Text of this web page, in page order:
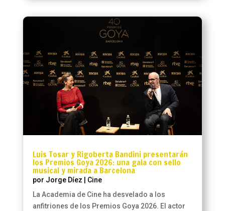
Luis Tosar y Rigoberta Bandini presentarán
los Premios Goya 2026: una gala con sello
musical y mirada a Barcelona
por Jorge Díez | Cine
La Academia de Cine ha desvelado a los
anfitriones de los Premios Goya 2026. El actor